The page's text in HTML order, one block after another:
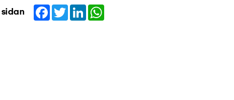
sidan Facebook
TwitterLinkedIn